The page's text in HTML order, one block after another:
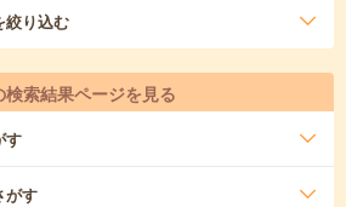
絞り込む
検索結果ページを見る
す
がす